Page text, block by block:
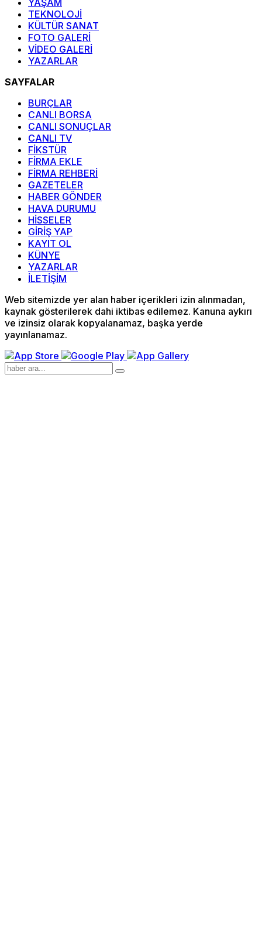
TEKNOLOJİ
KÜLTÜR SANAT
FOTO GALERİ
VİDEO GALERİ
YAZARLAR
SAYFALAR
BURÇLAR
CANLI BORSA
CANLI SONUÇLAR
CANLI TV
FİKSTÜR
FİRMA EKLE
FİRMA REHBERİ
GAZETELER
HABER GÖNDER
HAVA DURUMU
HİSSELER
GİRİŞ YAP
KAYIT OL
KÜNYE
YAZARLAR
İLETİŞİM
Web sitemizde yer alan haber içerikleri izin alınmadan,
kaynak gösterilerek dahi iktibas edilemez. Kanuna aykırı
ve izinsiz olarak kopyalanamaz, başka yerde
yayınlanamaz.